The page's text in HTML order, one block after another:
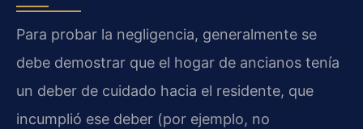
Para probar la negligencia, generalmente se
debe demostrar que el hogar de ancianos tenía
un deber de cuidado hacia el residente, que
incumplió ese deber (por ejemplo, no